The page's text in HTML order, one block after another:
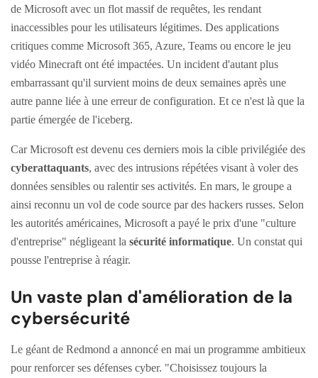
de Microsoft avec un flot massif de requêtes, les rendant
inaccessibles pour les utilisateurs légitimes. Des applications
critiques comme Microsoft 365, Azure, Teams ou encore le jeu
vidéo Minecraft ont été impactées. Un incident d'autant plus
embarrassant qu'il survient moins de deux semaines après une
autre panne liée à une erreur de configuration. Et ce n'est là que la
partie émergée de l'iceberg.
Car Microsoft est devenu ces derniers mois la cible privilégiée des
cyberattaquants, avec des intrusions répétées visant à voler des
données sensibles ou ralentir ses activités. En mars, le groupe a
ainsi reconnu un vol de code source par des hackers russes. Selon
les autorités américaines, Microsoft a payé le prix d'une "culture
d'entreprise" négligeant la sécurité informatique. Un constat qui
pousse l'entreprise à réagir.
Un vaste plan d'amélioration de la
cybersécurité
Le géant de Redmond a annoncé en mai un programme ambitieux
pour renforcer ses défenses cyber. "Choisissez toujours la